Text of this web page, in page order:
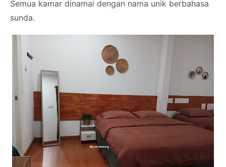
Semua kamar dinamai dengan nama unik berbahasa
sunda.